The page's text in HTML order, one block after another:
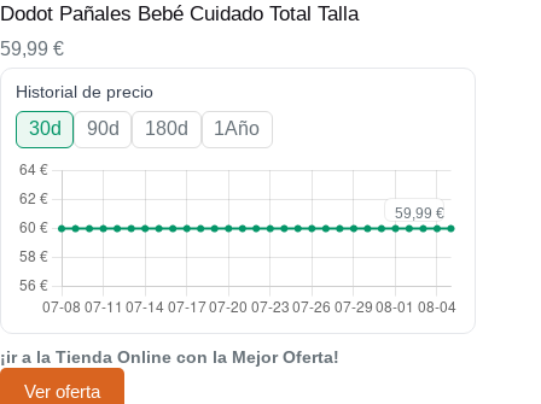
Dodot Pañales Bebé Cuidado Total Talla
59,99 €
Historial de precio
30d 90d 180d 1Año
¡ir a la Tienda Online con la Mejor Oferta!
Ver oferta